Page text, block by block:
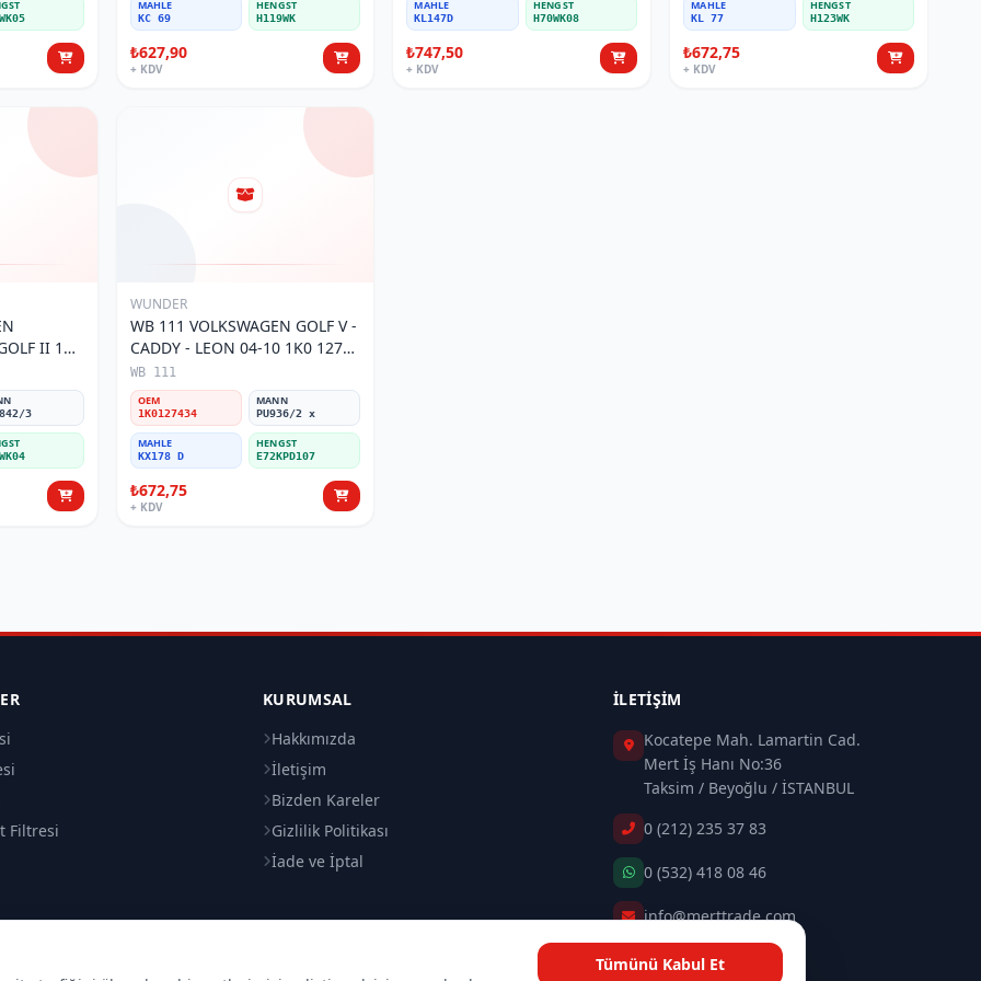
MAHLE
KC 69
HENGST
H119WK
₺627,90
+ KDV
MAHLE
KL147D
HENGST
H70WK08
₺747,50
+ KDV
MAHLE
KL 77
HENGST
H123WK
₺672,75
+ KDV
II 191
842/3
WUNDER
WB 111 VOLKSWAGEN GOLF V -
CADDY - LEON 04-10 1K0 127
434 Yakıt/Mazot Filtresi
WB 111
OEM
1K0127434
MANN
PU936/2 x
MAHLE
KX178 D
HENGST
E72KPD107
₺672,75
+ KDV
Filtresi
KURUMSAL
Hakkımızda
İletişim
Bizden Kareler
Gizlilik Politikası
İade ve İptal
İLETIŞIM
Kocatepe Mah. Lamartin Cad.
Mert İş Hanı No:36
Taksim / Beyoğlu / İSTANBUL
0 (212) 235 37 83
0 (532) 418 08 46
info@merttrade.com
İletişim Sayfası
Tümünü Kabul Et